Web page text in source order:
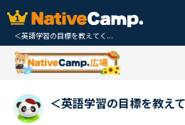
＜英語学習の目標を教えてく...
＜英語学習の目標を教え